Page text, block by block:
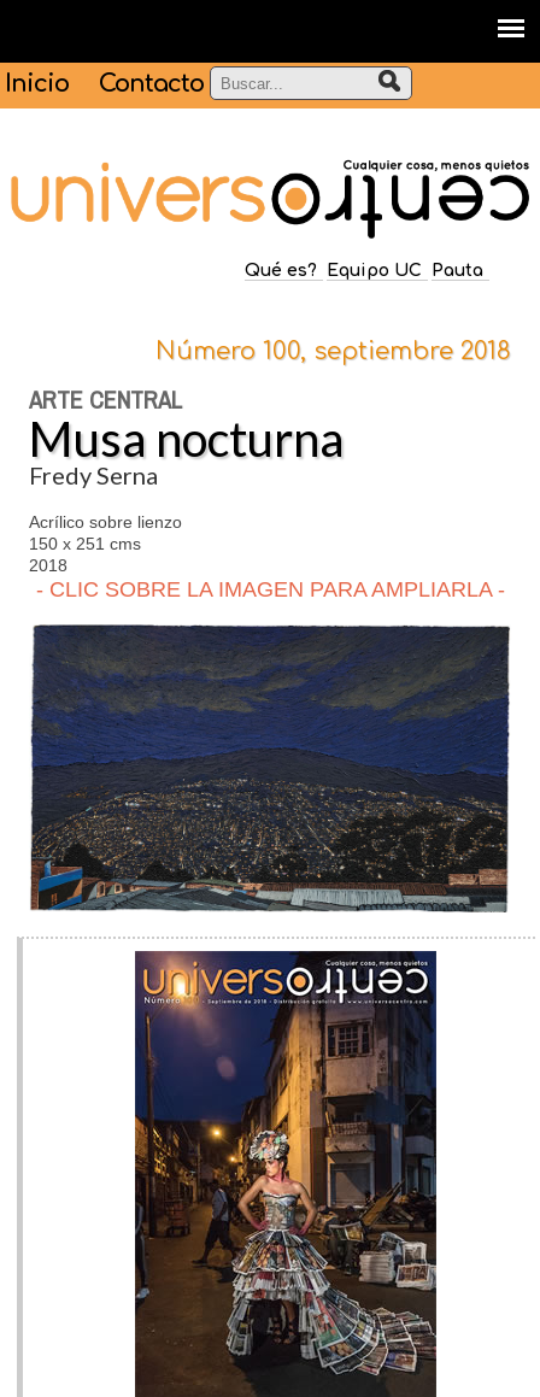
Inicio Contacto
Qué es? Equipo UC Pauta
Número 100, septiembre 2018
ARTE CENTRAL
Musa nocturna
Fredy Serna
Acrílico sobre lienzo
150 x 251 cms
2018
- CLIC SOBRE LA IMAGEN PARA AMPLIARLA -